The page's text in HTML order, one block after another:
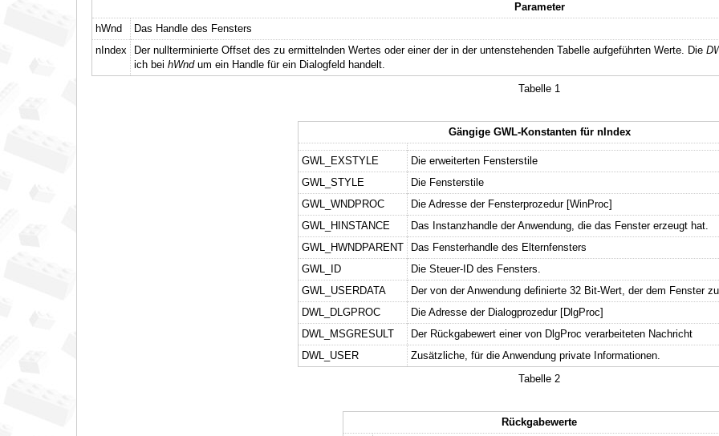
Parameter
hWnd
Das Handle des Fensters
nIndex
Der nullterminierte Offset des zu ermittelnden Wertes oder einer der in der untenstehenden Tabelle aufgeführten Werte. Die
ich bei hWndum ein Handle für ein Dialogfeld handelt.
Tabelle 1
Gängige GWL-Konstanten für nIndex
GWL_EXSTYLE
Die erweiterten Fensterstile
GWL_STYLE
Die Fensterstile
GWL_WNDPROC
Die Adresse der Fensterprozedur [WinProc]
GWL_HINSTANCE
Das Instanzhandle der Anwendung, die das Fenster erzeugt hat.
GWL_HWNDPARENT
Das Fensterhandle des Elternfensters
GWL_ID
Die Steuer-ID des Fensters.
GWL_USERDATA
Der von der Anwendung definierte 32 Bit-Wert, der dem Fenster
DWL_DLGPROC
Die Adresse der Dialogprozedur [DlgProc]
DWL_MSGRESULT
Der Rückgabewert einer von DlgProc verarbeiteten Nachricht
DWL_USER
Zusätzliche, für die Anwendung private Informationen.
Tabelle 2
Rückgabewerte